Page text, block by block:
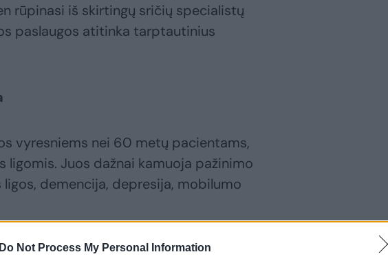
Do Not Process My Personal Information
rūpinasi iš skirtingų sričių specialistų
paslaugos atitinka tarptautinius
vyresniems nei 60 metų pacientams,
ligomis. Juos dažnai kamuoja pažinimo
demencija, depresija, mobilumo